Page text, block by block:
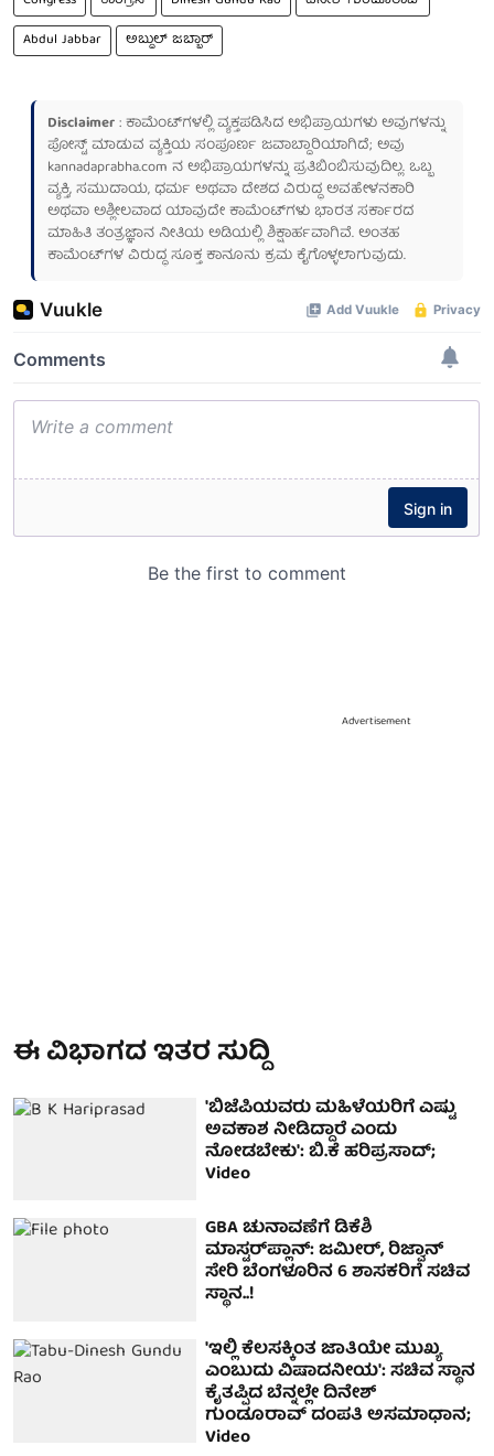
Abdul Jabbar
ಅಬ್ದುಲ್ ಜಬ್ಬಾರ್
Disclaimer: ಕಾಮೆಂಟ್‌ಗಳಲ್ಲಿ ವ್ಯಕ್ತಪಡಿಸಿದ ಅಭಿಪ್ರಾಯಗಳು ಅವುಗಳನ್ನು
ಪೋಸ್ಟ್ ಮಾಡುವ ವ್ಯಕ್ತಿಯ ಸಂಪೂರ್ಣ ಜವಾಬ್ದಾರಿಯಾಗಿದೆ; ಅವು
kannadaprabha.com ನ ಅಭಿಪ್ರಾಯಗಳನ್ನು ಪ್ರತಿಬಿಂಬಿಸುವುದಿಲ್ಲ. ಒಬ್ಬ
ವ್ಯಕ್ತಿ, ಸಮುದಾಯ, ಧರ್ಮ ಅಥವಾ ದೇಶದ ವಿರುದ್ಧ ಅವಹೇಳನಕಾರಿ
ಅಥವಾ ಅಶ್ಲೀಲವಾದ ಯಾವುದೇ ಕಾಮೆಂಟ್‌ಗಳು ಭಾರತ ಸರ್ಕಾರದ
ಮಾಹಿತಿ ತಂತ್ರಜ್ಞಾನ ನೀತಿಯ ಅಡಿಯಲ್ಲಿ ಶಿಕ್ಷಾರ್ಹವಾಗಿವೆ. ಅಂತಹ
ಕಾಮೆಂಟ್‌ಗಳ ವಿರುದ್ಧ ಸೂಕ್ತ ಕಾನೂನು ಕ್ರಮ ಕೈಗೊಳ್ಳಲಾಗುವುದು.
Advertisement
ಈ ವಿಭಾಗದ ಇತರ ಸುದ್ದಿ
'ಬಿಜೆಪಿಯವರು ಮಹಿಳೆಯರಿಗೆ ಎಷ್ಟು
ಅವಕಾಶ ನೀಡಿದ್ದಾರೆ ಎಂದು
ನೋಡಬೇಕು': ಬಿ.ಕೆ ಹರಿಪ್ರಸಾದ್;
Video
GBA ಚುನಾವಣೆಗೆ ಡಿಕೆಶಿ
ಮಾಸ್ಟರ್‌ಪ್ಲಾನ್: ಜಮೀರ್, ರಿಜ್ವಾನ್
ಸೇರಿ ಬೆಂಗಳೂರಿನ 6 ಶಾಸಕರಿಗೆ ಸಚಿವ
ಸ್ಥಾನ..!
'ಇಲ್ಲಿ ಕೆಲಸಕ್ಕಿಂತ ಜಾತಿಯೇ ಮುಖ್ಯ
ಎಂಬುದು ವಿಷಾದನೀಯ': ಸಚಿವ ಸ್ಥಾನ
ಕೈತಪ್ಪಿದ ಬೆನ್ನಲ್ಲೇ ದಿನೇಶ್
ಗುಂಡೂರಾವ್ ದಂಪತಿ ಅಸಮಾಧಾನ;
Video